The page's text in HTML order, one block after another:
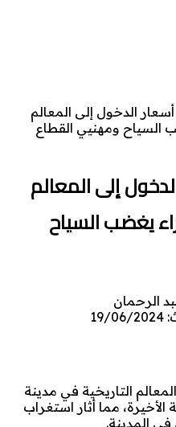
الدخول إلى المعالم
السياح ومهنيي القطاع
إلى المعالم
يغضب السياح
الرحمان
التاريخية في مدينة
مما أثار استغراب
المدينة.